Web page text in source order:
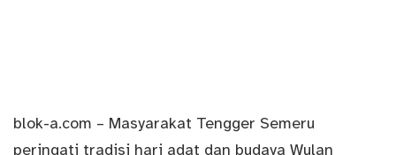
blok-a.com – Masyarakat Tengger Semeru
peringati tradisi hari adat dan budaya Wulan